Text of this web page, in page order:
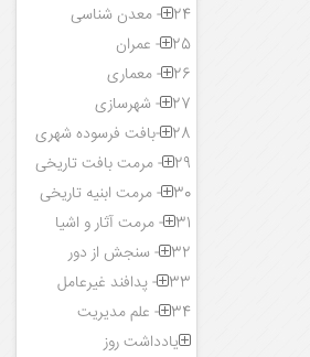
24- معدن شناسی
25- عمران
26- معماری
27- شهرسازی
28-بافت فرسوده شهری
29- مرمت بافت تاریخی
30- مرمت ابنیه تاریخی
31- مرمت آثار و اشیا
32- سنجش از دور
33- پدافند غیرعامل
34- علم مدیریت
یادداشت روز